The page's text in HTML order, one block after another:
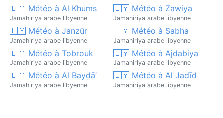
🇱🇾 Météo à Al Khums
Jamahiriya arabe libyenne
🇱🇾 Météo à Zawiya
Jamahiriya arabe libyenne
🇱🇾 Météo à Janzūr
Jamahiriya arabe libyenne
🇱🇾 Météo à Sabha
Jamahiriya arabe libyenne
🇱🇾 Météo à Tobrouk
Jamahiriya arabe libyenne
🇱🇾 Météo à Ajdabiya
Jamahiriya arabe libyenne
🇱🇾 Météo à Al Bayḑā’
Jamahiriya arabe libyenne
🇱🇾 Météo à Al Jadīd
Jamahiriya arabe libyenne